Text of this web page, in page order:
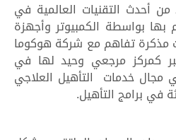
من أحدث التقنيات العالمية في
بها بواسطة الكمبيوتر وأجهزة
مذكرة تفاهم مع شركة هوكوما
كمركز مرجعي وحيد لها في
خدمات التأهيل العلاجي
في برامج التأهيل.